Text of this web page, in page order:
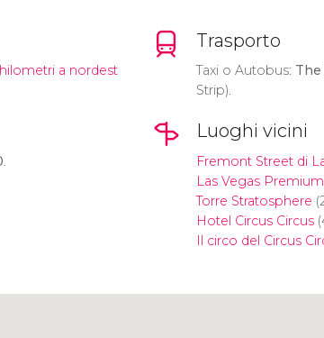
a nordest
.
Trasporto
Taxi o Autobus: The
Strip).
Luoghi vicini
Fremont Street di
Las Vegas
Torre Stratosphere
Hotel Circus Circus
Il circo del Circus